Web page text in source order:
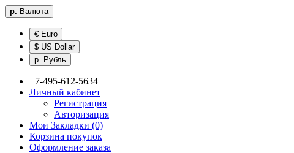
р. Валюта
€ Euro
$ US Dollar
р. Рубль
+7-495-612-5634
Личный кабинет
Регистрация
Авторизация
Мои Закладки (0)
Корзина покупок
Оформление заказа